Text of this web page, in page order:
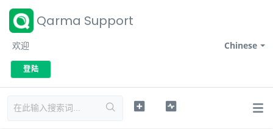
Qarma Support
Chinese
欢迎
登陆